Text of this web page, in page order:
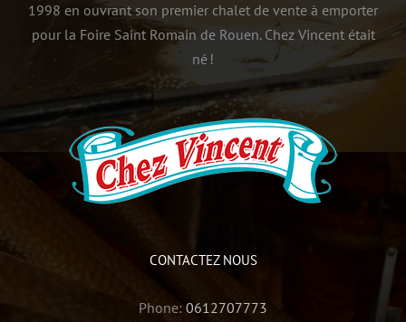
1998 en ouvrant son premier chalet de vente à emporter
pour la Foire Saint Romain de Rouen. Chez Vincent était
né !
CONTACTEZ NOUS
Phone: 0612707773